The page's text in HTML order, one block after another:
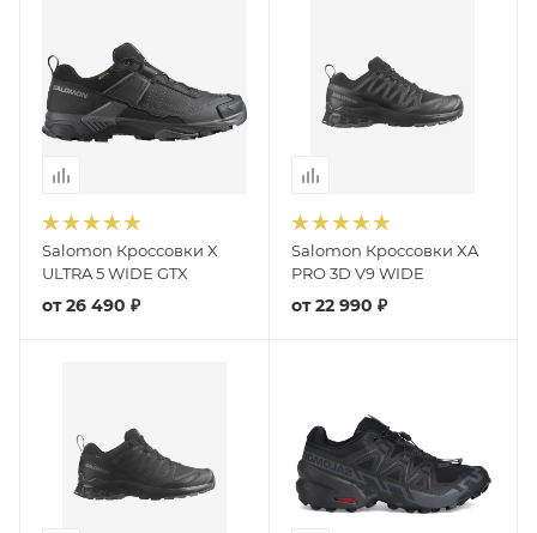
Salomon Кроссовки X
ULTRA 5 WIDE GTX
от26 490 ₽
Salomon Кроссовки XA
PRO 3D V9 WIDE
от22 990 ₽